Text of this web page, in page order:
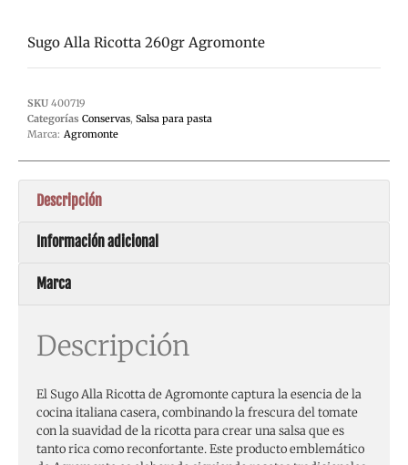
Sugo Alla Ricotta 260gr Agromonte
SKU 400719
Categorías Conservas, Salsa para pasta
Marca: Agromonte
Descripción
Información adicional
Marca
Descripción
El Sugo Alla Ricotta de Agromonte captura la esencia de la
cocina italiana casera, combinando la frescura del tomate
con la suavidad de la ricotta para crear una salsa que es
tanto rica como reconfortante. Este producto emblemático